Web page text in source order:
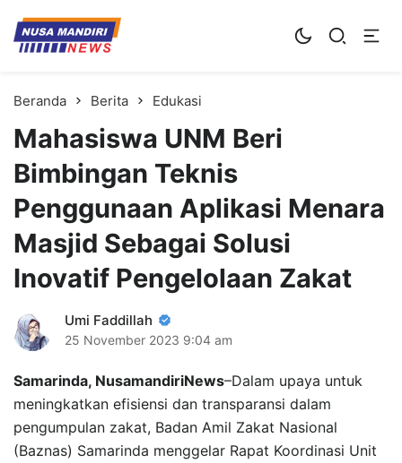
Kampus Digital Bisnis
Universitas Nusa Mandiri
Beranda Berita Edukasi
Mahasiswa UNM Beri
Bimbingan Teknis
Penggunaan Aplikasi Menara
Masjid Sebagai Solusi
Inovatif Pengelolaan Zakat
Umi Faddillah
25 November 2023 9:04 am
Samarinda, NusamandiriNews–Dalam upaya untuk
meningkatkan efisiensi dan transparansi dalam
pengumpulan zakat, Badan Amil Zakat Nasional
(Baznas) Samarinda menggelar Rapat Koordinasi Unit